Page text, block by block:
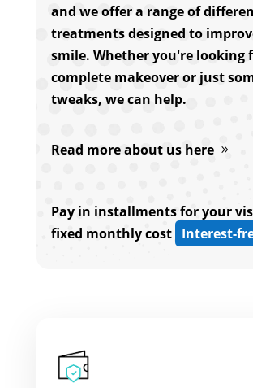
and we offer a range of
treatments designed to
smile. Whether you're looking
complete makeover or just
tweaks, we can help.
Read more about us here
Pay in installments for your
fixed monthly cost Interest-